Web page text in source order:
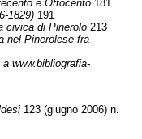
e Ottocento 181
1829) 191
civica di Pinerolo 213
nel Pinerolese fra
www.bibliografia-
123 (giugno 2006) n.